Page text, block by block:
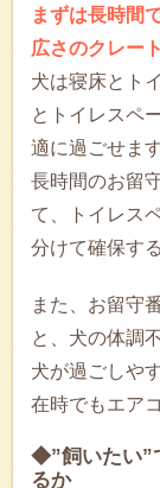
まずは長時間
広さのクレー
犬は寝床とト
とトイレスペ
適に過ごせます
長時間のお留
て、トイレス
分けて確保す
また、お留守
と、犬の体調
犬が過ごしや
在時でもエア
◆”飼いたい”
るか